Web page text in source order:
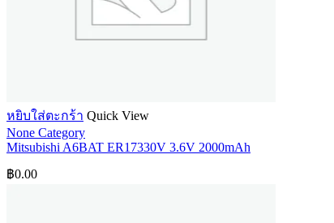
หยิบใส่ตะกร้า Quick View
None Category
Mitsubishi A6BAT ER17330V 3.6V 2000mAh
฿0.00